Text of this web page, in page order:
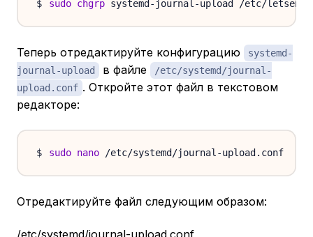
sudo chgrp systemd-journal-upload /etc/
Теперь отредактируйте конфигурацию
systemd-
journal-upload
в файле
/etc/systemd/journal-
upload.conf . Откройте этот файл в текстовом
редакторе:
sudo nano
Отредактируйте файл следующим образом: